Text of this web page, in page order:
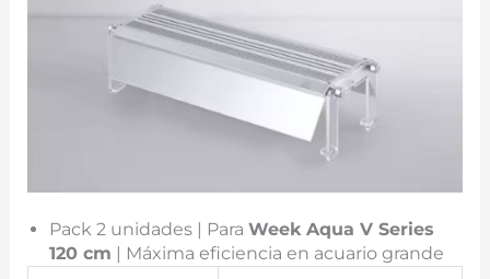
Pack 2 unidades | Para Week Aqua V Series
120 cm | Máxima eficiencia en acuario grande